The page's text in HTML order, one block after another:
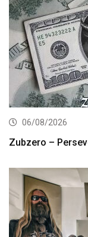
06/08/2026
Zubzero –